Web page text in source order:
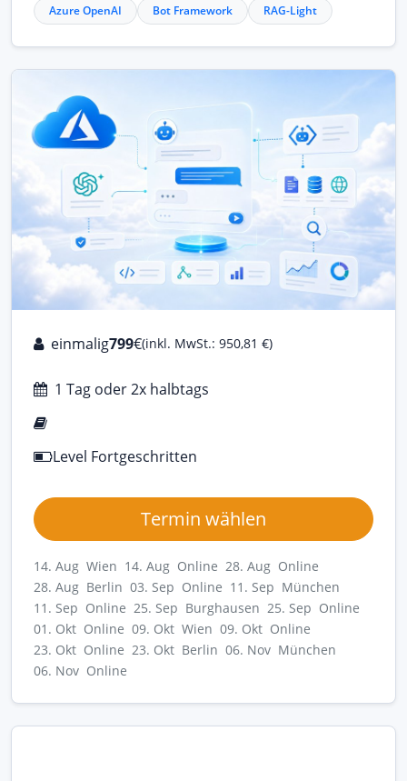
Azure OpenAI Bot Framework RAG-Light
einmalig799€(inkl. MwSt.: 950,81 €)
1 Tag oder 2x halbtags
Level Fortgeschritten
Termin wählen
14. Aug Wien 14. Aug Online 28. Aug Online
28. Aug Berlin 03. Sep Online 11. Sep München
11. Sep Online 25. Sep Burghausen 25. Sep Online
01. Okt Online 09. Okt Wien 09. Okt Online
23. Okt Online 23. Okt Berlin 06. Nov München
06. Nov Online